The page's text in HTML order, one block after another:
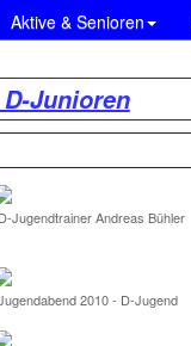
Aktive & Senioren
Junioren
D-Jugendtrainer Andreas Bühler
2010 - D-Jugend